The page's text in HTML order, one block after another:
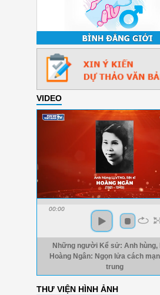
VIDEO
00:00
Những người Kể sử: Anh hùng,
Hoàng Ngân: Ngọn lửa cách
trung
THƯ VIỆN HÌNH ẢNH